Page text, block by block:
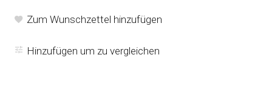
Zum Wunschzettel hinzufügen
Hinzufügen um zu vergleichen